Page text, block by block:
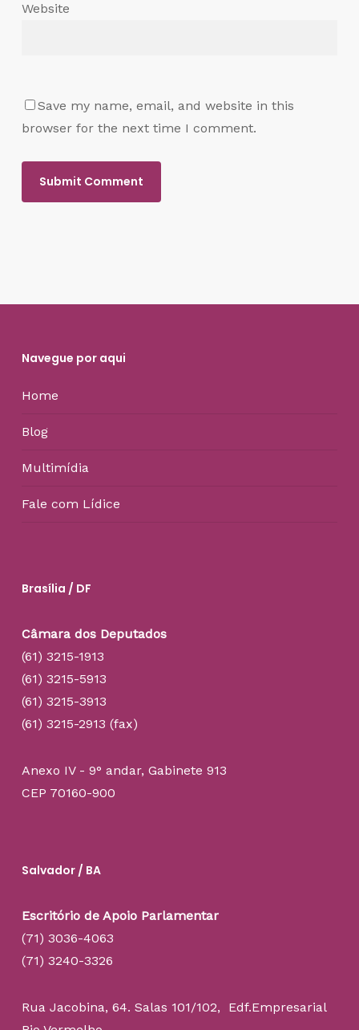
Website
Save my name, email, and website in this
browser for the next time I comment.
Navegue por aqui
Home
Blog
Multimídia
Fale com Lídice
Brasília / DF
Câmara dos Deputados
(61) 3215-1913
(61) 3215-5913
(61) 3215-3913
(61) 3215-2913 (fax)
Anexo IV - 9° andar, Gabinete 913
CEP 70160-900
Salvador / BA
Escritório de Apoio Parlamentar
(71) 3036-4063
(71) 3240-3326
Rua Jacobina, 64. Salas 101/102, Edf.Empresarial